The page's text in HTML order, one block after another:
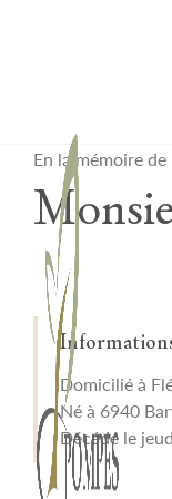
En la mémoire de
Domicilié à
Né à 6940
Décédé le